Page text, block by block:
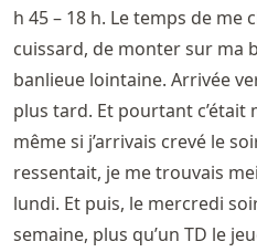
h 45 – 18 h. Le temps de me
cuissard, de monter sur ma
banlieue lointaine. Arrivée
plus tard. Et pourtant c’était
même si j’arrivais crevé le
ressentait, je me trouvais
lundi. Et puis, le mercredi
semaine, plus qu’un TD le